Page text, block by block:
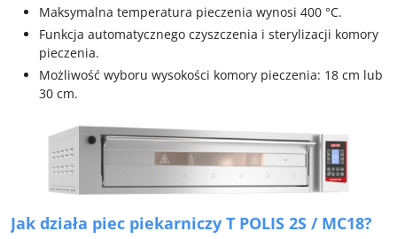
Maksymalna temperatura pieczenia wynosi 400 °C.
Funkcja automatycznego czyszczenia i sterylizacji komory
pieczenia.
Możliwość wyboru wysokości komory pieczenia: 18 cm lub
30 cm.
Jak działa piec piekarniczy T POLIS 2S / MC18?